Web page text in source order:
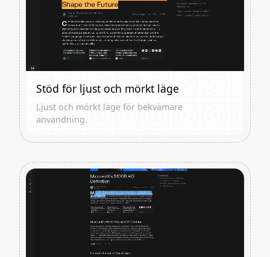
Stöd för ljust och mörkt läge
Ljust och mörkt läge för bekvämare
användning.